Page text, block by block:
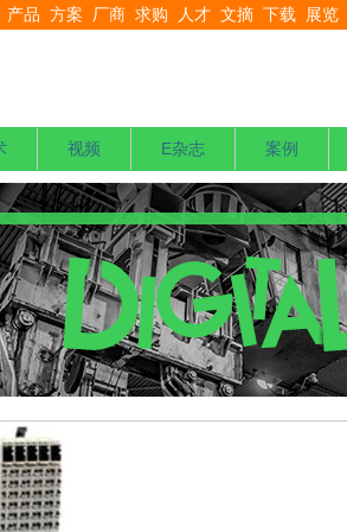
产品 方案 厂商 求购 人才 文摘 下载 展览
视频 E杂志 案例